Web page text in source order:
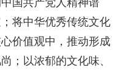
国共产党人精神谱
将中华优秀传统文化
价值观中，推动形成
；以浓郁的文化味、